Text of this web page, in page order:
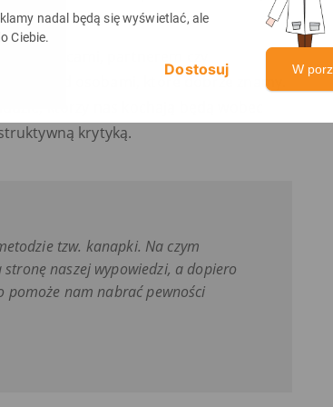
nadal będą się wyświetlać, ale
Ciebie.
W
rodzicami, partnerem czy
przed osobami, które dobrze znamy.
którzy nas kochają będą wobec
krytyką.
tzw. kanapki. Na czym
naszej wypowiedzi, a dopiero
pomoże nam nabrać pewności